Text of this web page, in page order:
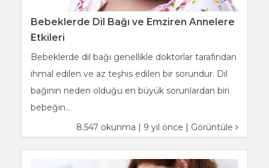
Bebeklerde Dil Bağı ve Emziren Annelere
Etkileri
Bebeklerde dil bağı genellikle doktorlar tarafından
ihmal edilen ve az teşhis edilen bir sorundur. Dil
bağının neden olduğu en büyük sorunlardan biri
bebeğin...
8.547 okunma | 9 yıl önce | Görüntüle